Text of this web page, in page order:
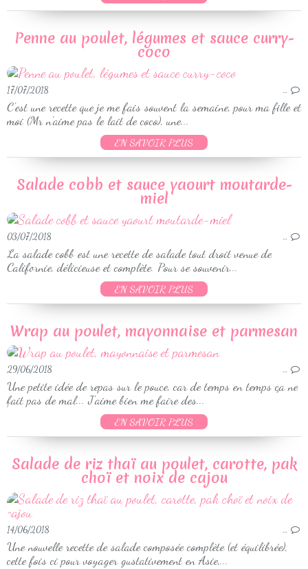
Penne au poulet, légumes et sauce curry-
coco
17/07/2018 …
C'est une recette que je me fais souvent la semaine, pour ma fille et
moi (Mr n'aime pas le lait de coco), une...
EN SAVOIR PLUS
Salade cobb et sauce yaourt moutarde-
miel
03/07/2018 …
La salade cobb est une recette de salade tout droit venue de
Californie, délicieuse et complète. Pour se souvenir...
EN SAVOIR PLUS
Wrap au poulet, mayonnaise et parmesan
29/06/2018 …
Une petite idée de repas sur le pouce, car de temps en temps ça ne
fait pas de mal... J'aime bien me faire des...
EN SAVOIR PLUS
Salade de riz thaï au poulet, carotte, pak
choï et noix de cajou
14/06/2018 …
Une nouvelle recette de salade composée complète (et équilibrée),
cette fois ci pour voyager gustativement en Asie,...